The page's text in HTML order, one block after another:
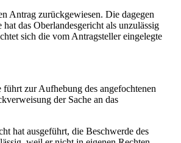
Antrag zurückgewiesen. Die dagegen
das Oberlandesgericht als unzulässig
sich die vom Antragsteller eingelegte
führt zur Aufhebung des angefochtenen
der Sache an das
hat ausgeführt, die Beschwerde des